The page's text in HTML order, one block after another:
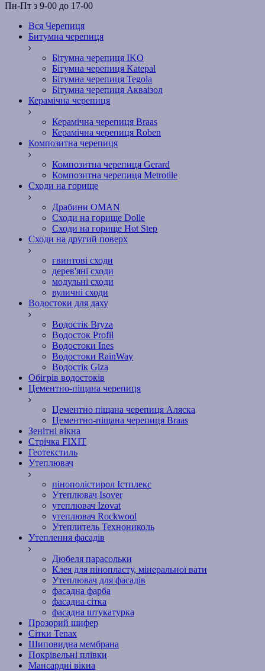
Пн-Пт з 9-00 до 17-00
Вся Черепиця
Битумна черепиця
Бітумна черепиця IKO
Бітумна черепиця Katepal
Бітумна черепиця Tegola
Бітумна черепиця Акваізол
Керамічна черепиця
Керамічна черепиця Braas
Керамічна черепиця Roben
Композитна черепиця
Композитна черепиця Gerard
Композитна черепиця Metrotile
Сходи на горище
Драбини OMAN
Сходи на горище Dolle
Сходи на горище Hot Step
Сходи на другий поверх
гвинтові сходи
дерев'яні сходи
модульні сходи
вуличні сходи
Водостоки для даху
Водостік Bryza
Водосток Profil
Водостоки Ines
Водостоки RainWay
Водостік Giza
Обігрів водостоків
Цементно-піщана черепиця
Цементно піщана черепиця Аляска
Цементно-піщана черепиця Braas
Зенітні вікна
Стрічка FIXIT
Геотекстиль
Утеплювач
пінополістирол Істплекс
Утеплювач Isover
утеплювач Izovat
утеплювач Rockwool
Утеплитель Технониколь
Утеплення фасадів
Дюбеля парасольки
Клея для пінопласту, мінеральної вати
Утеплювач для фасадів
фасадна фарба
фасадна сітка
фасадна штукатурка
Прозорий шифер
Сітки Tenax
Шиповидна мембрана
Покрівельні плівки
Мансардні вікна